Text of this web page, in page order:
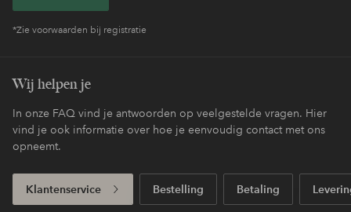
*Zie voorwaarden bij registratie
Wij helpen je
In onze FAQ vind je antwoorden op veelgestelde vragen. Hier
vind je ook informatie over hoe je eenvoudig contact met ons
opneemt.
Klantenservice Bestelling Betaling